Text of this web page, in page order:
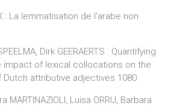
: La lemmatisation de l'arabe non
Dirk GEERAERTS : Quantifying
of lexical collocations on the
Dutch attributive adjectives 1080
MARTINAZIOLI, Luisa ORRU, Barbara